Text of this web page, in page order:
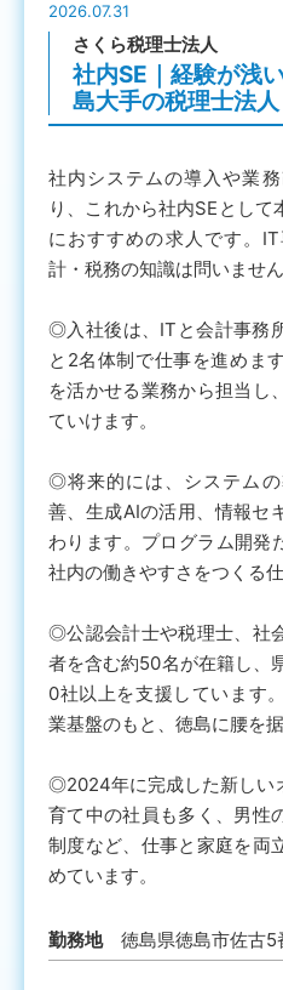
2026.07.31
さくら税理士法人
社内SE｜経験が浅
島大手の税理士法人
社内システムの導入や業
り、これから社内SEとし
におすすめの求人です。
計・税務の知識は問いません
◎入社後は、ITと会計事務
と2名体制で仕事を進めま
を活かせる業務から担当し
ていけます。
◎将来的には、システム
善、生成AIの活用、情報セ
わります。プログラム開発
社内の働きやすさをつくる
◎公認会計士や税理士、社
者を含む約50名が在籍し、
0社以上を支援しています
業基盤のもと、徳島に腰を
◎2024年に完成した新しい
育て中の社員も多く、男性
制度など、仕事と家庭を両
めています。
勤務地 徳島県徳島市佐古